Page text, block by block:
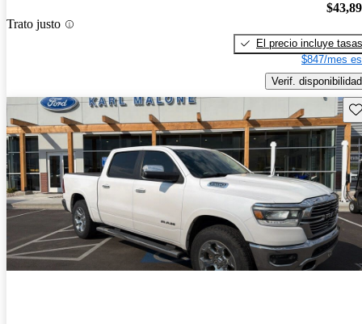
Trato justo
El precio incluye tasas
$847/mes
Verif. disponibilidad